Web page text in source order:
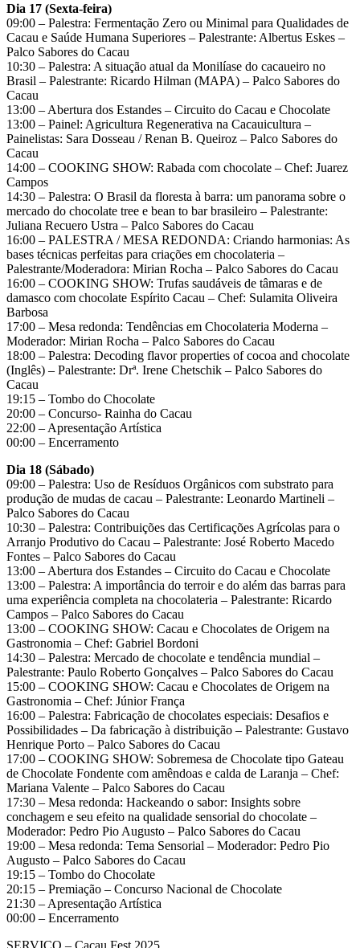
Dia 17 (Sexta-feira)
09:00 – Palestra: Fermentação Zero ou Minimal para Qualidades de
Cacau e Saúde Humana Superiores – Palestrante: Albertus Eskes –
Palco Sabores do Cacau
10:30 – Palestra: A situação atual da Monilíase do cacaueiro no
Brasil – Palestrante: Ricardo Hilman (MAPA) – Palco Sabores do
Cacau
13:00 – Abertura dos Estandes – Circuito do Cacau e Chocolate
13:00 – Painel: Agricultura Regenerativa na Cacauicultura –
Painelistas: Sara Dosseau / Renan B. Queiroz – Palco Sabores do
Cacau
14:00 – COOKING SHOW: Rabada com chocolate – Chef: Juarez
Campos
14:30 – Palestra: O Brasil da floresta à barra: um panorama sobre o
mercado do chocolate tree e bean to bar brasileiro – Palestrante:
Juliana Recuero Ustra – Palco Sabores do Cacau
16:00 – PALESTRA / MESA REDONDA: Criando harmonias: As
bases técnicas perfeitas para criações em chocolateria –
Palestrante/Moderadora: Mirian Rocha – Palco Sabores do Cacau
16:00 – COOKING SHOW: Trufas saudáveis de tâmaras e de
damasco com chocolate Espírito Cacau – Chef: Sulamita Oliveira
Barbosa
17:00 – Mesa redonda: Tendências em Chocolateria Moderna –
Moderador: Mirian Rocha – Palco Sabores do Cacau
18:00 – Palestra: Decoding flavor properties of cocoa and chocolate
(Inglês) – Palestrante: Drª. Irene Chetschik – Palco Sabores do
Cacau
19:15 – Tombo do Chocolate
20:00 – Concurso- Rainha do Cacau
22:00 – Apresentação Artística
00:00 – Encerramento
Dia 18 (Sábado)
09:00 – Palestra: Uso de Resíduos Orgânicos com substrato para
produção de mudas de cacau – Palestrante: Leonardo Martineli –
Palco Sabores do Cacau
10:30 – Palestra: Contribuições das Certificações Agrícolas para o
Arranjo Produtivo do Cacau – Palestrante: José Roberto Macedo
Fontes – Palco Sabores do Cacau
13:00 – Abertura dos Estandes – Circuito do Cacau e Chocolate
13:00 – Palestra: A importância do terroir e do além das barras para
uma experiência completa na chocolateria – Palestrante: Ricardo
Campos – Palco Sabores do Cacau
13:00 – COOKING SHOW: Cacau e Chocolates de Origem na
Gastronomia – Chef: Gabriel Bordoni
14:30 – Palestra: Mercado de chocolate e tendência mundial –
Palestrante: Paulo Roberto Gonçalves – Palco Sabores do Cacau
15:00 – COOKING SHOW: Cacau e Chocolates de Origem na
Gastronomia – Chef: Júnior França
16:00 – Palestra: Fabricação de chocolates especiais: Desafios e
Possibilidades – Da fabricação à distribuição – Palestrante: Gustavo
Henrique Porto – Palco Sabores do Cacau
17:00 – COOKING SHOW: Sobremesa de Chocolate tipo Gateau
de Chocolate Fondente com amêndoas e calda de Laranja – Chef:
Mariana Valente – Palco Sabores do Cacau
17:30 – Mesa redonda: Hackeando o sabor: Insights sobre
conchagem e seu efeito na qualidade sensorial do chocolate –
Moderador: Pedro Pio Augusto – Palco Sabores do Cacau
19:00 – Mesa redonda: Tema Sensorial – Moderador: Pedro Pio
Augusto – Palco Sabores do Cacau
19:15 – Tombo do Chocolate
20:15 – Premiação – Concurso Nacional de Chocolate
21:30 – Apresentação Artística
00:00 – Encerramento
SERVIÇO – Cacau Fest 2025